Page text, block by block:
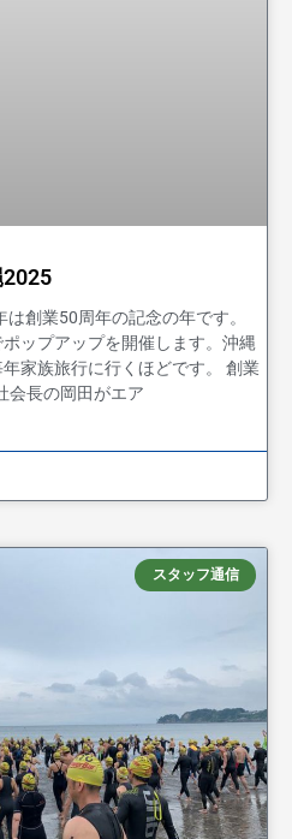
2025
創業50周年の記念の年です。
ップアップを開催します。沖縄
家族旅行に行くほどです。 創業
長の岡田がエア
スタッフ通信